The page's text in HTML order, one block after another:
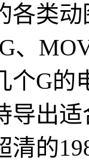
各类
、
个G的
导出
清的